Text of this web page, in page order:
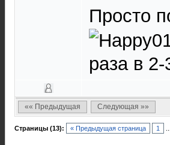
Просто
раза в 2-
«« Предыдущая Следующая »»
Страницы (13): « Предыдущая страница 1